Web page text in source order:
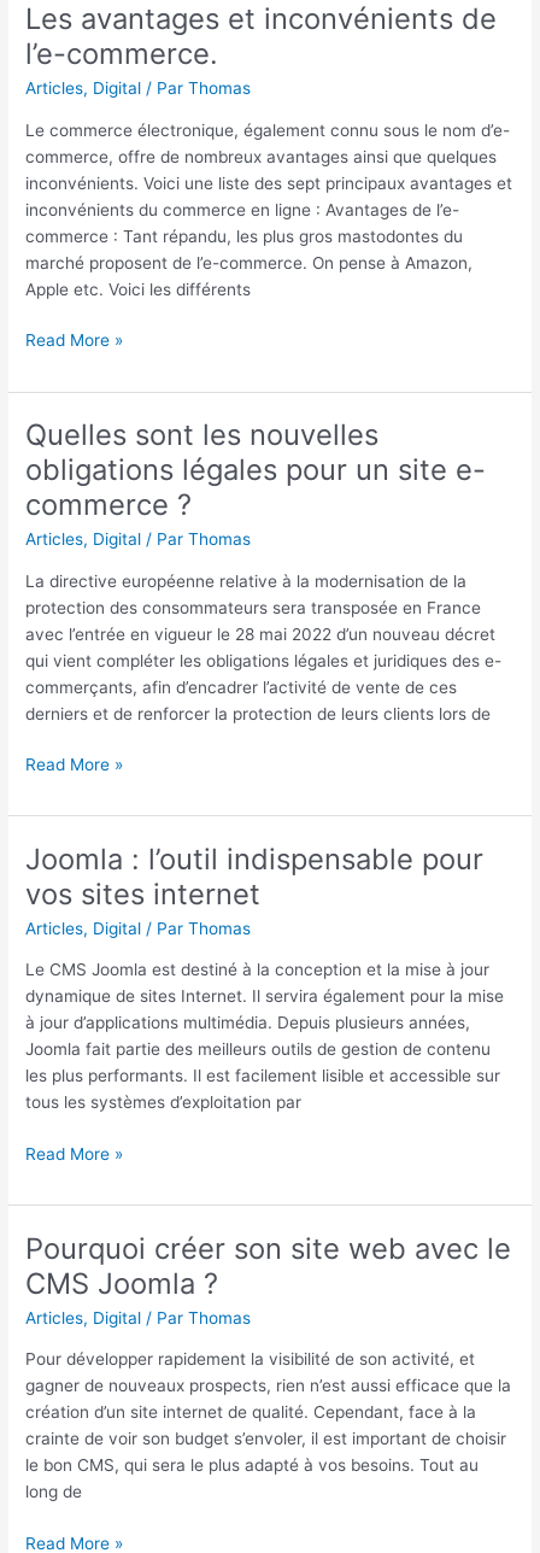
Les avantages et inconvénients de
l’e-commerce.
Articles, Digital / ParThomas
Le commerce électronique, également connu sous le nom d’e-
commerce, offre de nombreux avantages ainsi que quelques
inconvénients. Voici une liste des sept principaux avantages et
inconvénients du commerce en ligne : Avantages de l’e-
commerce : Tant répandu, les plus gros mastodontes du
marché proposent de l’e-commerce. On pense à Amazon,
Apple etc. Voici les différents
Les
avantages
et
inconvénients
de
commerce.
Read More »
Quelles sont les nouvelles
obligations légales pour un site e-
commerce ?
Articles, Digital / ParThomas
La directive européenne relative à la modernisation de la
protection des consommateurs sera transposée en France
avec l’entrée en vigueur le 28 mai 2022 d’un nouveau décret
qui vient compléter les obligations légales et juridiques des e-
commerçants, afin d’encadrer l’activité de vente de ces
derniers et de renforcer la protection de leurs clients lors de
Quelles
sont
les
nouvelles
obligations
pour
un
site
e-
commerce
?
Read More »
Joomla : l’outil indispensable pour
vos sites internet
Articles, Digital / ParThomas
Le CMS Joomla est destiné à la conception et la mise à jour
dynamique de sites Internet. Il servira également pour la mise
à jour d’applications multimédia. Depuis plusieurs années,
Joomla fait partie des meilleurs outils de gestion de contenu
les plus performants. Il est facilement lisible et accessible sur
tous les systèmes d’exploitation par
Joomla
l’outil
indispensable
pour
vos
sites
internet
Read More »
Pourquoi créer son site web avec le
CMS Joomla ?
Articles, Digital / ParThomas
Pour développer rapidement la visibilité de son activité, et
gagner de nouveaux prospects, rien n’est aussi efficace que la
création d’un site internet de qualité. Cependant, face à la
crainte de voir son budget s’envoler, il est important de choisir
le bon CMS, qui sera le plus adapté à vos besoins. Tout au
long de
Pourquoi
créer
son
site
web
CMS
Joomla
?
Read More »